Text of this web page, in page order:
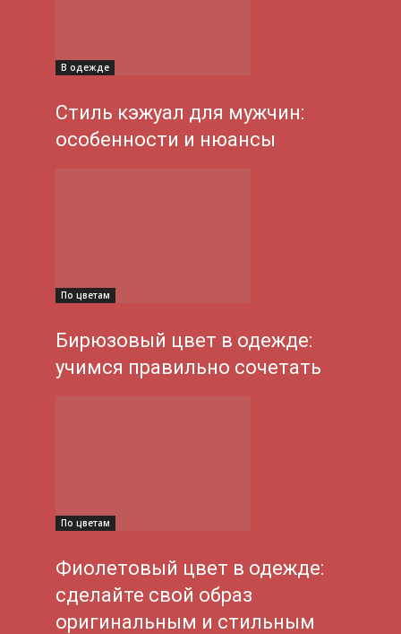
В одежде
Стиль кэжуал для мужчин:
особенности и нюансы
По цветам
Бирюзовый цвет в одежде:
учимся правильно сочетать
По цветам
Фиолетовый цвет в одежде:
сделайте свой образ
оригинальным и стильным